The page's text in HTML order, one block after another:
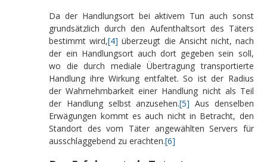
Da der Handlungsort bei aktivem Tun auch sonst
grundsätzlich durch den Aufenthaltsort des Täters
bestimmt wird,[4] überzeugt die Ansicht nicht, nach
der ein Handlungsort auch dort gegeben sein soll,
wo die durch mediale Übertragung transportierte
Handlung ihre Wirkung entfaltet. So ist der Radius
der Wahrnehmbarkeit einer Handlung nicht als Teil
der Handlung selbst anzusehen.[5] Aus denselben
Erwägungen kommt es auch nicht in Betracht, den
Standort des vom Täter angewählten Servers für
ausschlaggebend zu erachten.[6]